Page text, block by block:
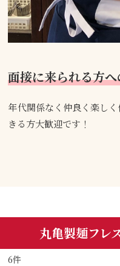
面接に来られる方
年代関係なく仲良く楽し
きる方大歓迎です！
丸亀製麺フレ
6件